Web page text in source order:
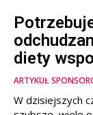
diety
ARTYKUŁ
W dzisiejszych